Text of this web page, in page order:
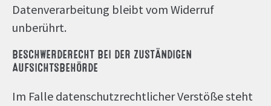
Datenverarbeitung bleibt vom Widerruf
unberührt.
BESCHWERDERECHT BEI DER ZUSTÄNDIGEN
AUFSICHTSBEHÖRDE
Im Falle datenschutzrechtlicher Verstöße steht